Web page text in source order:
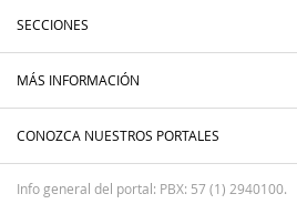
SECCIONES
MÁS INFORMACIÓN
CONOZCA NUESTROS PORTALES
Info general del portal: PBX: 57 (1) 2940100.